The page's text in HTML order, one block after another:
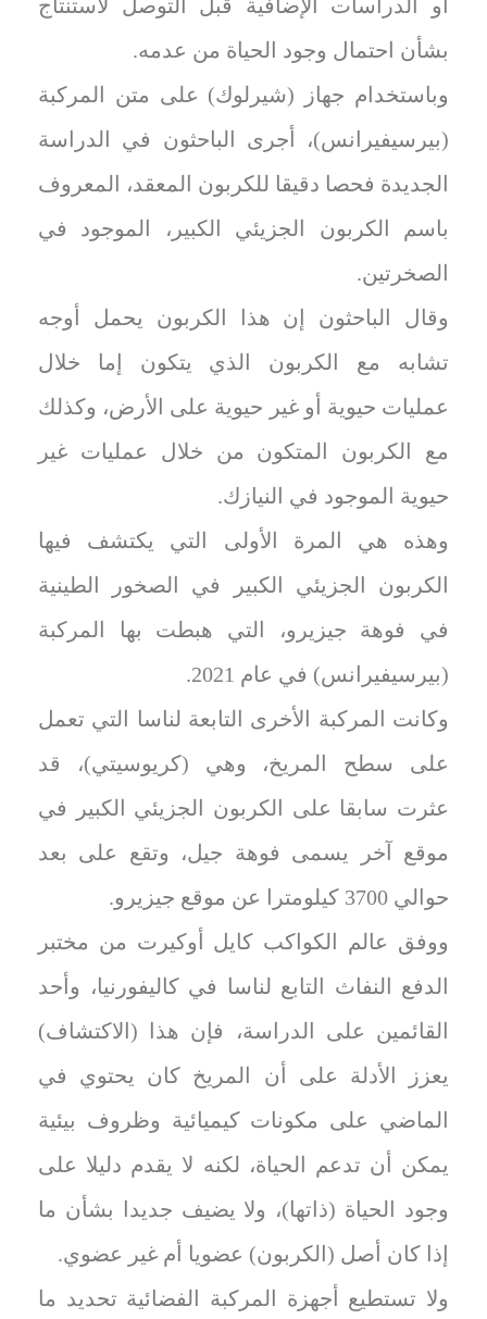
أو الدراسات ⁠الإضافية قبل التوصل لاستنتاج
بشأن احتمال وجود الحياة من عدمه.
وباستخدام جهاز (شيرلوك) على متن المركبة
(بيرسيفيرانس)، أجرى الباحثون في الدراسة
⁠الجديدة فحصا دقيقا للكربون المعقد، المعروف
باسم الكربون الجزيئي الكبير، الموجود في
الصخرتين.
وقال الباحثون إن هذا الكربون يحمل أوجه
تشابه مع الكربون الذي يتكون إما خلال
عمليات حيوية أو غير حيوية على الأرض، وكذلك
مع الكربون المتكون ⁠من خلال عمليات غير
حيوية الموجود في النيازك.
وهذه هي المرة الأولى التي يكتشف فيها
الكربون الجزيئي الكبير في الصخور الطينية
في فوهة جيزيرو، التي هبطت بها المركبة
(بيرسيفيرانس) في عام 2021.
وكانت المركبة الأخرى التابعة لناسا التي تعمل
على سطح المريخ، وهي (كريوسيتي)، قد
عثرت سابقا على الكربون الجزيئي الكبير في
موقع آخر يسمى فوهة جيل، وتقع على بعد
حوالي 3700 كيلومترا عن موقع جيزيرو.
ووفق عالم الكواكب كايل أوكيرت من مختبر
الدفع النفاث التابع لناسا في كاليفورنيا، وأحد
القائمين على الدراسة، فإن هذا (الاكتشاف)
يعزز الأدلة على أن المريخ كان يحتوي في
الماضي على مكونات كيميائية وظروف بيئية
يمكن أن تدعم الحياة، لكنه لا يقدم دليلا على
وجود الحياة (ذاتها)، ولا يضيف ‌جديدا بشأن ما
إذا كان أصل (الكربون) عضويا أم غير عضوي.
ولا تستطيع أجهزة المركبة الفضائية تحديد ما